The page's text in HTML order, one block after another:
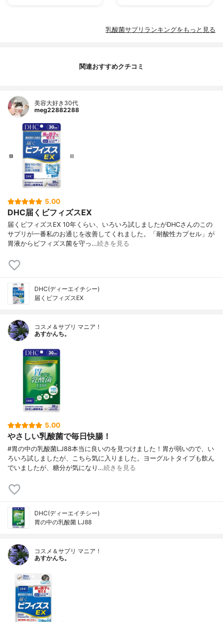
乳酸菌サプリランキングをもっと見る
関連おすすめクチコミ
美容大好き30代
meg22882288
5.00
DHC届くビフィズスEX
届くビフィズスEX 10年くらい、いろいろ試しましたがDHCさんのこの
サプリが一番私のお通じを改善してくれました。「耐酸性カプセル」が
胃液からビフィズス菌を守っ…続きを見る
DHC(ディーエイチシー)
届くビフィズスEX
コスメ＆サプリ マニア！
あすかんち。
5.00
やさしい乳酸菌で毎日快腸！
#胃の中の乳酸菌LJ88本当に良いのを見つけました！胃が弱いので、い
ろいろ試しましたが、こちら気に入りました。ヨーグルトタイプも飲ん
でいましたが、糖分が気になり…続きを見る
DHC(ディーエイチシー)
胃の中の乳酸菌 LJ88
コスメ＆サプリ マニア！
あすかんち。